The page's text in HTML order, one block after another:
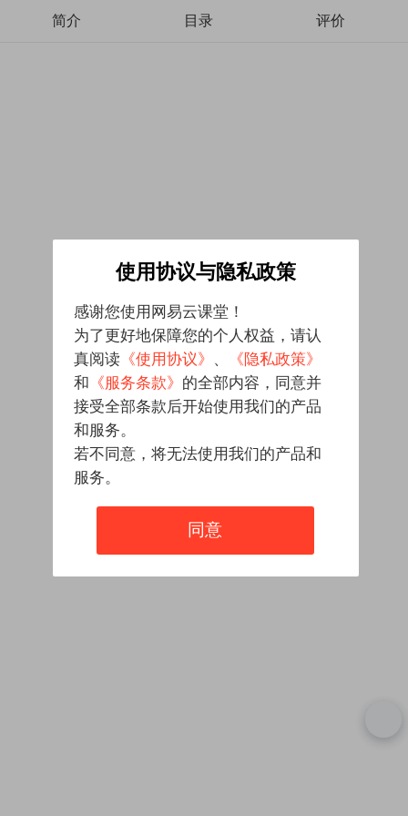
简介 目录 评价
使用协议与隐私政策
感谢您使用网易云课堂！
为了更好地保障您的个人权益，请认
真阅读 《使用协议》 、
《隐私政策》
和 《服务条款》 的全部内容，同意并
接受全部条款后开始使用我们的产品
和服务。
若不同意，将无法使用我们的产品和
服务。
同意